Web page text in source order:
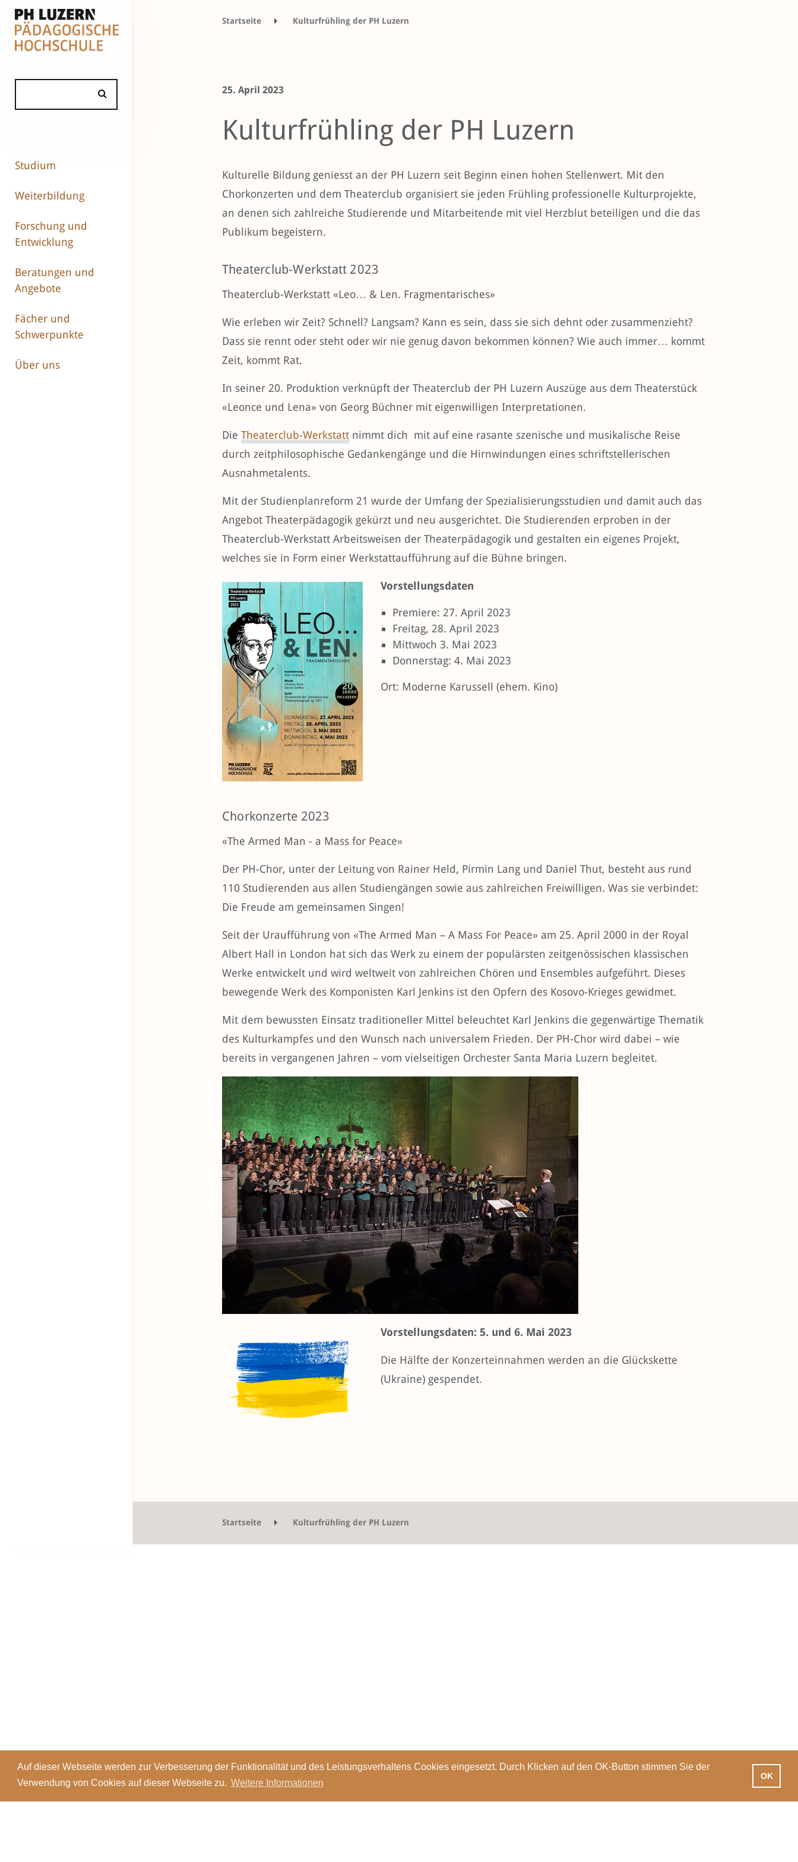
Auf dieser Webseite werden zur Verbesserung der Funktionalität und des Leistungsverhaltens Cookies eingesetzt. Durch Klicken auf den OK-Button stimmen Sie der
Verwendung von Cookies auf dieser Webseite zu. Weitere Informationen
OK
Studium
Weiterbildung
Forschung und
Entwicklung
Beratungen und
Angebote
Fächer und
Schwerpunkte
Über uns
Startseite Kulturfrühling der PH Luzern
25. April 2023
Kulturfrühling der PH Luzern
Kulturelle Bildung geniesst an der PH Luzern seit Beginn einen hohen Stellenwert. Mit den
Chorkonzerten und dem Theaterclub organisiert sie jeden Frühling professionelle Kulturprojekte,
an denen sich zahlreiche Studierende und Mitarbeitende mit viel Herzblut beteiligen und die das
Publikum begeistern.
Theaterclub-Werkstatt 2023
Theaterclub-Werkstatt «Leo… & Len. Fragmentarisches»
Wie erleben wir Zeit? Schnell? Langsam? Kann es sein, dass sie sich dehnt oder zusammenzieht?
Dass sie rennt oder steht oder wir nie genug davon bekommen können? Wie auch immer… kommt
Zeit, kommt Rat.
In seiner 20. Produktion verknüpft der Theaterclub der PH Luzern Auszüge aus dem Theaterstück
«Leonce und Lena» von Georg Büchner mit eigenwilligen Interpretationen.
Die Theaterclub-Werkstatt nimmt dich mit auf eine rasante szenische und musikalische Reise
durch zeitphilosophische Gedankengänge und die Hirnwindungen eines schriftstellerischen
Ausnahmetalents.
Mit der Studienplanreform 21 wurde der Umfang der Spezialisierungsstudien und damit auch das
Angebot Theaterpädagogik gekürzt und neu ausgerichtet. Die Studierenden erproben in der
Theaterclub-Werkstatt Arbeitsweisen der Theaterpädagogik und gestalten ein eigenes Projekt,
welches sie in Form einer Werkstattaufführung auf die Bühne bringen.
Vorstellungsdaten
Premiere: 27. April 2023
Freitag, 28. April 2023
Mittwoch 3. Mai 2023
Donnerstag: 4. Mai 2023
Ort: Moderne Karussell (ehem. Kino)
Chorkonzerte 2023
«The Armed Man - a Mass for Peace»
Der PH-Chor, unter der Leitung von Rainer Held, Pirmin Lang und Daniel Thut, besteht aus rund
110 Studierenden aus allen Studiengängen sowie aus zahlreichen Freiwilligen. Was sie verbindet:
Die Freude am gemeinsamen Singen!
Seit der Uraufführung von «The Armed Man – A Mass For Peace» am 25. April 2000 in der Royal
Albert Hall in London hat sich das Werk zu einem der populärsten zeitgenössischen klassischen
Werke entwickelt und wird weltweit von zahlreichen Chören und Ensembles aufgeführt. Dieses
bewegende Werk des Komponisten Karl Jenkins ist den Opfern des Kosovo-Krieges gewidmet.
Mit dem bewussten Einsatz traditioneller Mittel beleuchtet Karl Jenkins die gegenwärtige Thematik
des Kulturkampfes und den Wunsch nach universalem Frieden. Der PH-Chor wird dabei – wie
bereits in vergangenen Jahren – vom vielseitigen Orchester Santa Maria Luzern begleitet.
Vorstellungsdaten: 5. und 6. Mai 2023
Die Hälfte der Konzerteinnahmen werden an die Glückskette
(Ukraine) gespendet.
Startseite Kulturfrühling der PH Luzern